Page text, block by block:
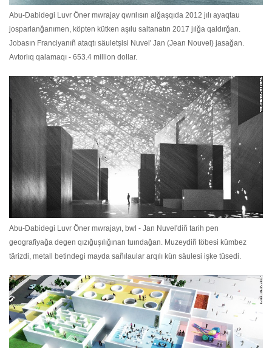
Abu-Dabidegi Luvr Öner mwrajay qwrılısın alğaşqıda 2012 jılı ayaqtau
josparlanğanımen, köpten kütken aşılu saltanatın 2017 jılğa qaldırğan.
Jobasın Franciyanıñ ataqtı säuletşisi Nuvel' Jan (Jean Nouvel) jasağan.
Avtorlıq qalamaqı - 653.4 million dollar.
Abu-Dabidegi Luvr Öner mwrajayı, bwl - Jan Nuvel'diñ tarih pen
geografiyağa degen qızığuşılığınan tuındağan. Muzeydiñ töbesi kümbez
tärizdi, metall betindegi mayda sañılaular arqılı kün säulesi işke tüsedi.